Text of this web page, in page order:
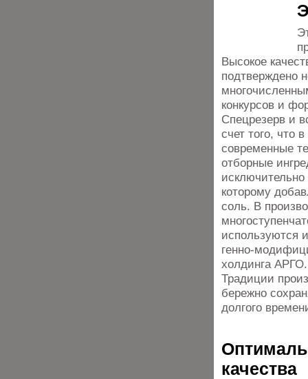
Высокое
подтверждено
конкурсов и
Спецрезерв и
счет того, что
современные
отборные
которому
соль. В
используются
генно-
холдинга АРГО.
Традиции
бережно
долгого
качества